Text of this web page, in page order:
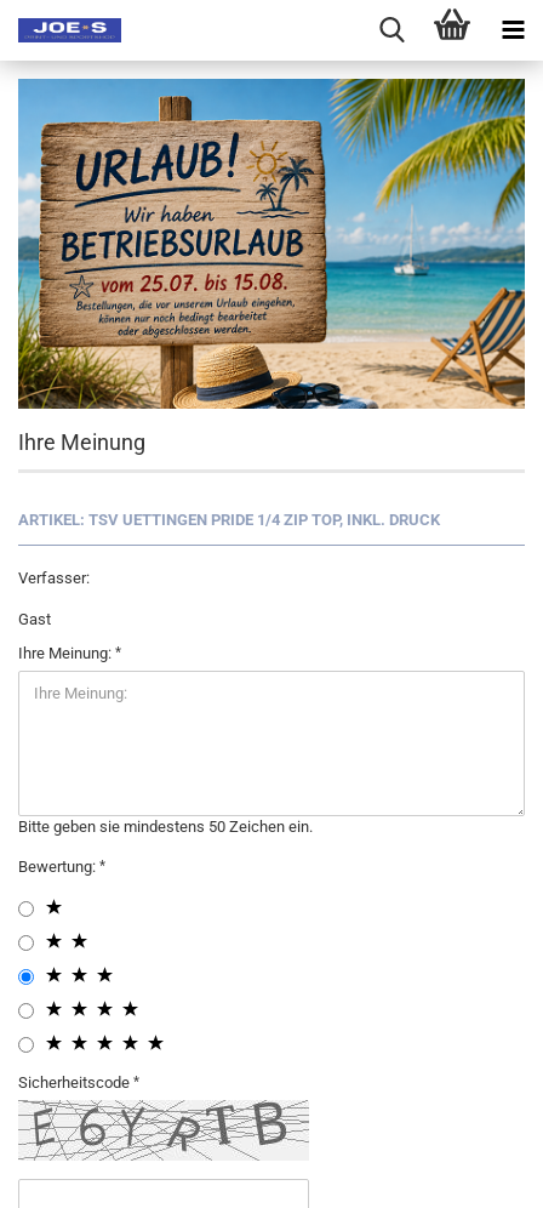
Ihre Meinung
ARTIKEL: TSV UETTINGEN PRIDE 1/4 ZIP TOP, INKL. DRUCK
Verfasser:
Gast
Ihre Meinung:
Bitte geben sie mindestens 50 Zeichen ein.
Bewertung:
Sicherheitscode